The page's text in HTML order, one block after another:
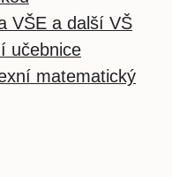
VŠE a další VŠ
učebnice
matematický